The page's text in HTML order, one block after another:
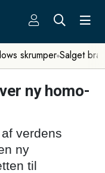
skrumper Salget
ny homo-
verdens
ny
til